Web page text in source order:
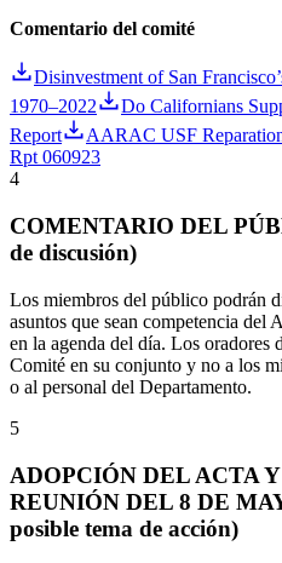
Comentario del comité
Disinvestment of San
1970–2022
Do Californians
Report
AARAC USF
Rpt 060923
4
COMENTARIO DEL
de discusión)
Los miembros del público podrán
asuntos que sean competencia
en la agenda del día. Los oradores
Comité en su conjunto y no a los
o al personal del Departamento.
5
ADOPCIÓN DEL ACTA
REUNIÓN DEL 8 DE
posible tema de acción)